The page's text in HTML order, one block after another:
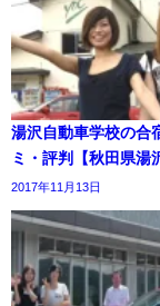
湯沢自動車学校の合
ミ・評判【秋田県湯
2017年11月13日